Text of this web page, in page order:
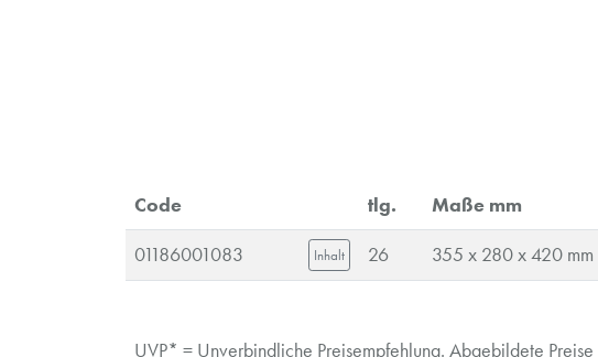
Code tlg. Maße mm
01186001083 Inhalt 26 355 x 280 x 420 mm
UVP* = Unverbindliche Preisempfehlung. Abgebildete